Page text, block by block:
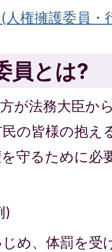
人権擁護委員・
員とは?
が法務大臣か
の皆様の抱え
守るために必
)
め、体罰を受